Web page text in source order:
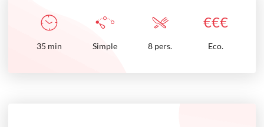
€€€
35 min Simple 8 pers. Eco.